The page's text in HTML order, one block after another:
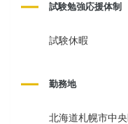
試験勉強応援体制
試験休暇
勤務地
北海道札幌市中